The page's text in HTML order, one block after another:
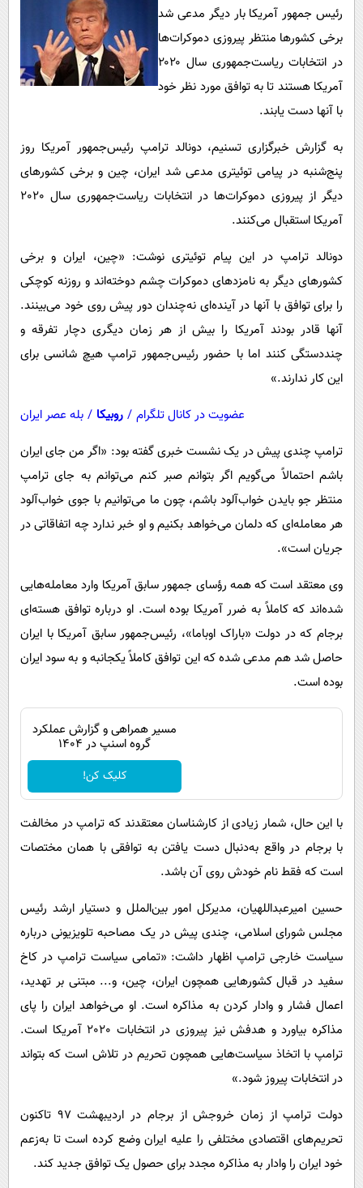
سرگرمی
فناوری
گوناگون
حوادث
سلامت
حیات وحش
سیاست خارجی
روانشناسی
آشپزی
دانلود
رئیس‌ جمهور آمریکا بار دیگر مدعی شد
برخی کشورها منتظر پیروزی دموکرات‌ها
در انتخابات ریاست‌جمهوری سال ۲۰۲۰
آمریکا هستند تا به توافق مورد نظر خود
با آنها دست یابند.
به گزارش خبرگزاری تسنیم، دونالد ترامپ رئیس‌جمهور آمریکا روز
پنج‌شنبه در پیامی توئیتری مدعی شد ایران، چین و برخی کشورهای
دیگر از پیروزی دموکرات‌ها در انتخابات ریاست‌جمهوری سال 2020
آمریکا استقبال می‌کنند.
دونالد ترامپ در این پیام توئیتری نوشت: «چین، ایران و برخی
کشورهای دیگر به نامزدهای دموکرات چشم دوخته‌اند و روزنه کوچکی
را برای توافق با آنها در آینده‌ای نه‌چندان دور پیش روی خود می‌بینند.
آنها قادر بودند آمریکا را بیش از هر زمان دیگری دچار تفرقه و
چنددستگی کنند اما با حضور رئیس‌جمهور ترامپ هیچ شانسی برای
این کار ندارند.»
عضویت در کانال تلگرام / روبیکا / بله عصر ایران
ترامپ چندی پیش در یک نشست خبری گفته بود: «اگر من جای ایران
باشم احتمالاً می‌گویم اگر بتوانم صبر کنم می‌توانم به جای ترامپ
منتظر جو بایدن خواب‌آلود باشم، چون ما می‌توانیم با جوی خواب‌آلود
هر معامله‌ای که دلمان می‌خواهد بکنیم و او خبر ندارد چه اتفاقاتی در
جریان است».
وی معتقد است که همه رؤسای جمهور سابق آمریکا وارد معامله‌هایی
شده‌اند که کاملاً به ضرر آمریکا بوده است. او درباره توافق هسته‌ای
برجام که در دولت «باراک اوباما»، رئیس‌جمهور سابق آمریکا با ایران
حاصل شد هم مدعی شده که این توافق کاملاً یکجانبه و به سود ایران
بوده است.
مسیر همراهی و گزارش عملکرد
گروه اسنپ در ۱۴۰۴
کلیک کن!
با این حال، شمار زیادی از کارشناسان معتقدند که ترامپ در مخالفت
با برجام در واقع به‌دنبال دست یافتن به توافقی با همان مختصات
است که فقط نام خودش روی آن باشد.
حسین امیرعبداللهیان، مدیر‌کل امور بین‌الملل و دستیار ارشد رئیس
مجلس شورای اسلامی، چندی پیش در یک مصاحبه تلویزیونی درباره
سیاست خارجی ترامپ اظهار داشت: «تمامی سیاست ترامپ در کاخ
سفید در قبال کشور‌هایی همچون ایران، چین، و... مبتنی بر تهدید،
اعمال فشار و وادار کردن به مذاکره است. او می‌خواهد ایران را پای
مذاکره بیاورد و هدفش نیز پیروزی در انتخابات 2020 آمریکا است.
ترامپ با اتخاذ سیاست‌هایی همچون تحریم در تلاش است که بتواند
در انتخابات پیروز شود.»
دولت ترامپ از زمان خروجش از برجام در اردیبهشت‌ 97 تاکنون
تحریم‌های اقتصادی مختلفی را علیه ایران وضع کرده است تا به‌زعم
خود ایران را وادار به مذاکره مجدد برای حصول یک توافق جدید کند.